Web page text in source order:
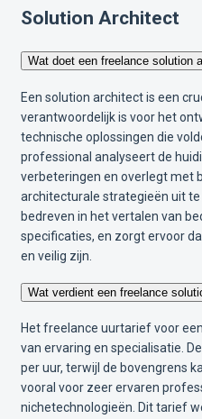
Solution Architect
Wat doet een freelance solution
Een solution architect is een
verantwoordelijk is voor het
technische oplossingen die
professional analyseert de
verbeteringen en overlegt met
architecturale strategieën uit
bedreven in het vertalen van
specificaties, en zorgt ervoor
en veilig zijn.
Wat verdient een freelance
Het freelance uurtarief voor
van ervaring en specialisatie.
per uur, terwijl de bovengrens
vooral voor zeer ervaren
nichetechnologieën. Dit tarief